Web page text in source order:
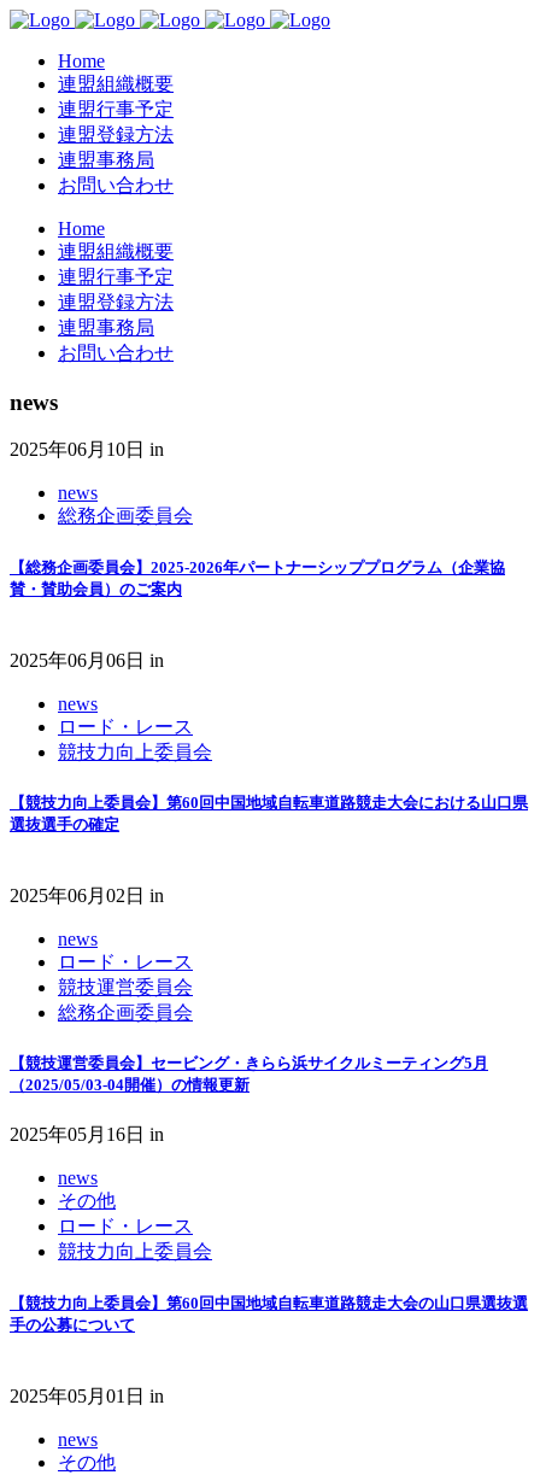
Home
連盟組織概要
連盟行事予定
連盟登録方法
連盟事務局
お問い合わせ
Home
連盟組織概要
連盟行事予定
連盟登録方法
連盟事務局
お問い合わせ
news
2025年06月10日 in
news
総務企画委員会
【総務企画委員会】2025-2026年パートナーシッププログラム（企業協
賛・賛助会員）のご案内
2025年06月06日 in
news
ロード・レース
競技力向上委員会
【競技力向上委員会】第60回中国地域自転車道路競走大会における山口県
選抜選手の確定
2025年06月02日 in
news
ロード・レース
競技運営委員会
総務企画委員会
【競技運営委員会】セービング・きらら浜サイクルミーティング5月
（2025/05/03-04開催）の情報更新
2025年05月16日 in
news
その他
ロード・レース
競技力向上委員会
【競技力向上委員会】第60回中国地域自転車道路競走大会の山口県選抜選
手の公募について
2025年05月01日 in
news
その他